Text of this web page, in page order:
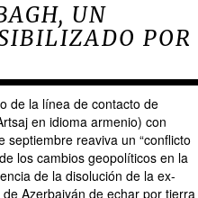
UN
POR
de la línea de contacto de
en idioma armenio) con
septiembre reaviva un “conflicto
los cambios geopolíticos en la
de la disolución de la ex-
Azerbaiyán de echar por tierra